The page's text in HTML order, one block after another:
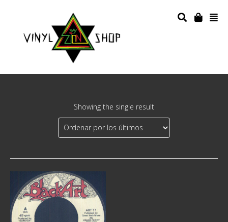
Showing the single result